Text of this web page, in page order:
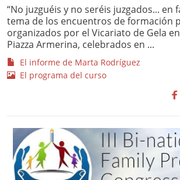
“No juzguéis y no seréis juzgados... en
tema de los encuentros de formación
organizados por el Vicariato de Gela
Piazza Armerina, celebrados en ...
El informe de Marta Rodríguez
El programa del curso